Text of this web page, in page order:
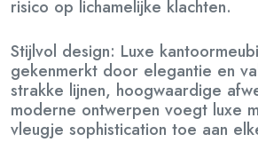
risico op lichamelijke klachten.
Stijlvol design: Luxe
gekenmerkt door elegantie en
strakke lijnen, hoogwaardige
moderne ontwerpen voegt luxe
vleugje sophistication toe aan